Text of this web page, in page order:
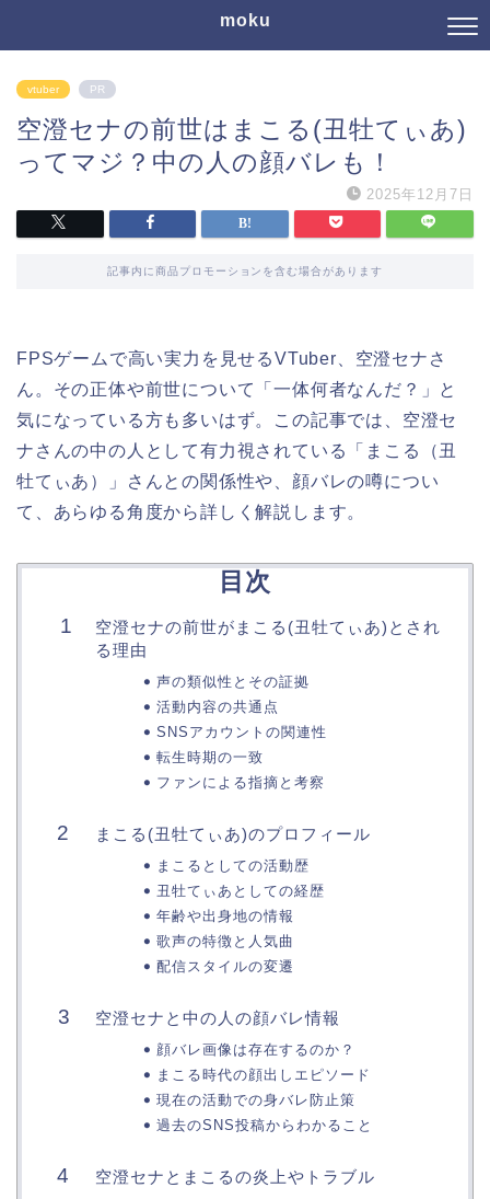
moku
vtuber PR
空澄セナの前世はまこる(丑牡てぃあ)
ってマジ？中の人の顔バレも！
2025年12月7日
記事内に商品プロモーションを含む場合があります
FPSゲームで高い実力を見せるVTuber、空澄セナさ
ん。その正体や前世について「一体何者なんだ？」と
気になっている方も多いはず。この記事では、空澄セ
ナさんの中の人として有力視されている「まこる（丑
牡てぃあ）」さんとの関係性や、顔バレの噂につい
て、あらゆる角度から詳しく解説します。
目次
空澄セナの前世がまこる(丑牡てぃあ)とされ
る理由
声の類似性とその証拠
活動内容の共通点
SNSアカウントの関連性
転生時期の一致
ファンによる指摘と考察
まこる(丑牡てぃあ)のプロフィール
まこるとしての活動歴
丑牡てぃあとしての経歴
年齢や出身地の情報
歌声の特徴と人気曲
配信スタイルの変遷
空澄セナと中の人の顔バレ情報
顔バレ画像は存在するのか？
まこる時代の顔出しエピソード
現在の活動での身バレ防止策
過去のSNS投稿からわかること
空澄セナとまこるの炎上やトラブル